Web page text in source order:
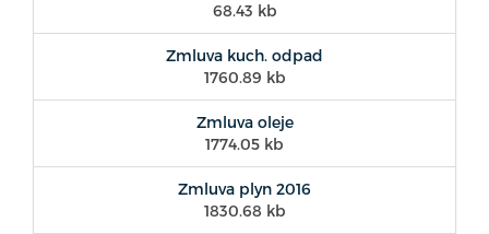
68.43 kb
Zmluva kuch. odpad
1760.89 kb
Zmluva oleje
1774.05 kb
Zmluva plyn 2016
1830.68 kb